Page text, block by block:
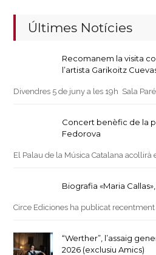
Últimes Notícies
Recomanem la visita
l’artista Garikoitz
Divendres 5 de juny a les 19h Sala
Concert benèfic de la
Fedorova
El Palau de la Música Catalana acollirà
Biografia «Maria
Circe Ediciones ha publicat
“Werther”, l’assaig
2026 (exclusiu Amics)